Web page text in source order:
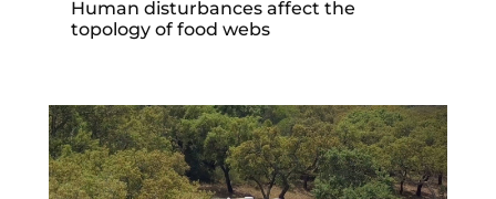
Human disturbances affect the
topology of food webs